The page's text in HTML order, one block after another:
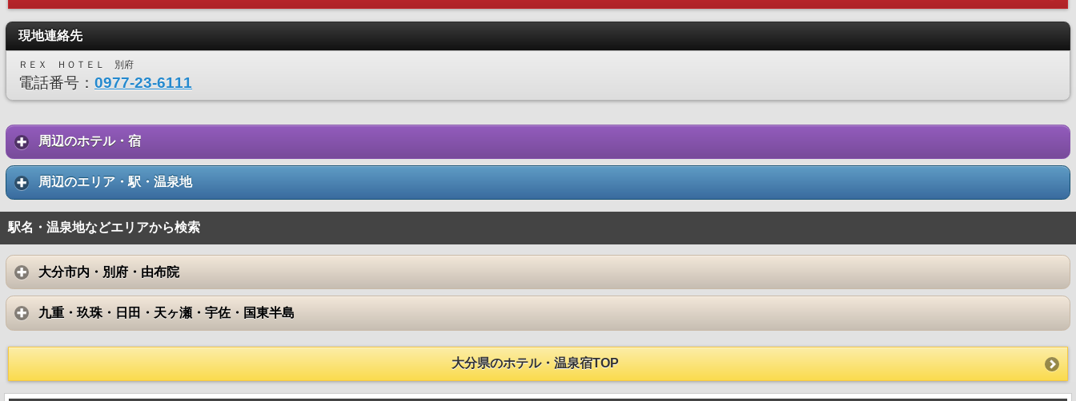
現地連絡先
ＲＥＸ ＨＯＴＥＬ 別府
電話番号： 0977-23-6111
周辺のホテル・宿
周辺のエリア・駅・温泉地
駅名・温泉地などエリアから検索
大分市内・別府・由布院
九重・玖珠・日田・天ヶ瀬・宇佐・国東半島
大分県のホテル・温泉宿TOP